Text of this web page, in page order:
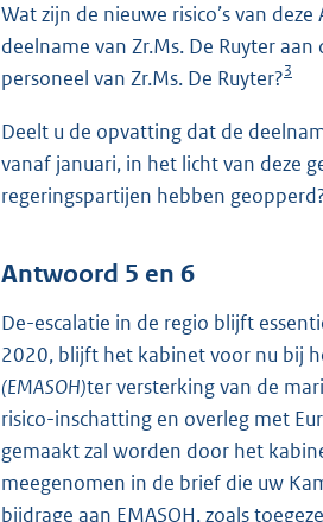
Wat zijn de nieuwe risico’s van
deelname van Zr.Ms. De Ruyter aan
personeel van Zr.Ms. De Ruyter?3
Deelt u de opvatting dat de
vanaf januari, in het licht van deze
regeringspartijen hebben
Antwoord 5 en 6
De-escalatie in de regio blijft
2020, blijft het kabinet voor nu bij
(EMASOH)ter versterking van de
risico-inschatting en overleg met
gemaakt zal worden door het
meegenomen in de brief die uw
bijdrage aan EMASOH, zoals